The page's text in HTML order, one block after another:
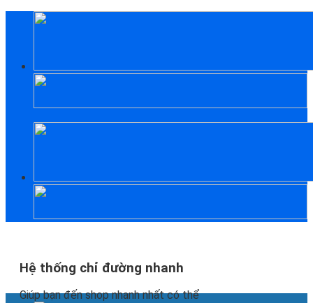
Hệ thống chỉ đường nhanh
Giúp bạn đến shop nhanh nhất có thể